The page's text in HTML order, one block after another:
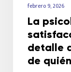
febrero 9, 2026
La
detalle
de